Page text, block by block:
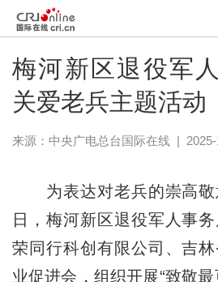
梅河新区退役军
关爱老兵主题活动
来源：中央广电总台国际在线|
为表达对老兵的崇高敬
日，梅河新区退役军人事
荣同行科创有限公司、吉
业促进会，组织开展“致敬